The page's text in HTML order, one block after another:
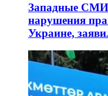
Западные СМИ
нарушения
Украине,